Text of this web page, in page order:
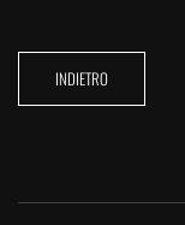
INDIETRO